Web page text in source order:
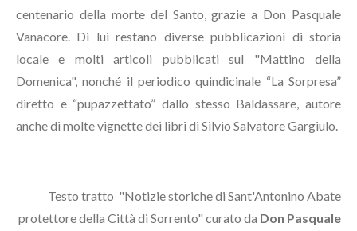
centenario della morte del Santo, grazie a Don Pasquale
Vanacore. Di lui restano diverse pubblicazioni di storia
locale e molti articoli pubblicati sul "Mattino della
Domenica", nonché il periodico quindicinale “La Sorpresa”
diretto e “pupazzettato” dallo stesso Baldassare, autore
anche di molte vignette dei libri di Silvio Salvatore Gargiulo.
Testo tratto "Notizie storiche di Sant'Antonino Abate
protettore della Città di Sorrento" curato da Don Pasquale